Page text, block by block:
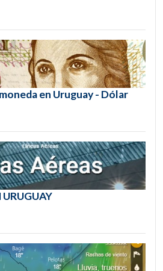
en Uruguay - Dólar